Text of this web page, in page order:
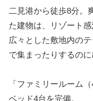
二見港から徒歩8分。
た建物は、リゾート感
広々とした敷地内の
で集まったりするのに
「ファミリールーム
ベッド4台を完備。